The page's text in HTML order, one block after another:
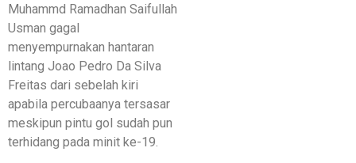
Muhammd Ramadhan Saifullah
Usman gagal
menyempurnakan hantaran
lintang Joao Pedro Da Silva
Freitas dari sebelah kiri
apabila percubaanya tersasar
meskipun pintu gol sudah pun
terhidang pada minit ke-19.